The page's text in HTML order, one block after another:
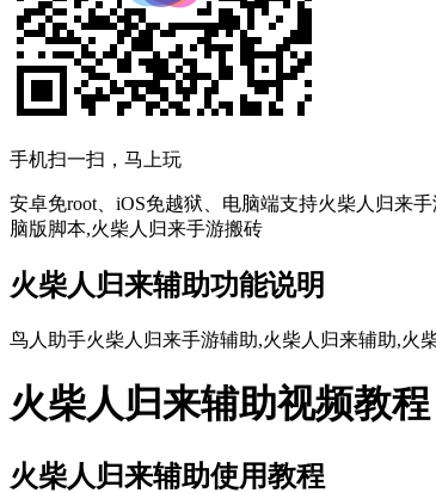
手机扫一扫，马上玩
安卓免root、iOS免越狱、电脑端支持火柴人归来
脑版脚本,火柴人归来手游搬砖
火柴人归来辅助功能说明
鸟人助手火柴人归来手游辅助,火柴人归来辅助,火
火柴人归来辅助视频教程
火柴人归来辅助使用教程